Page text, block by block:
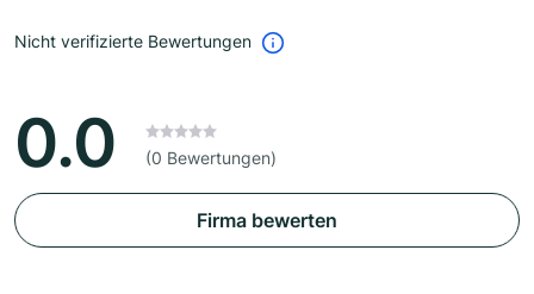
Nicht verifizierte Bewertungen
0.0 (0 Bewertungen)
Firma bewerten